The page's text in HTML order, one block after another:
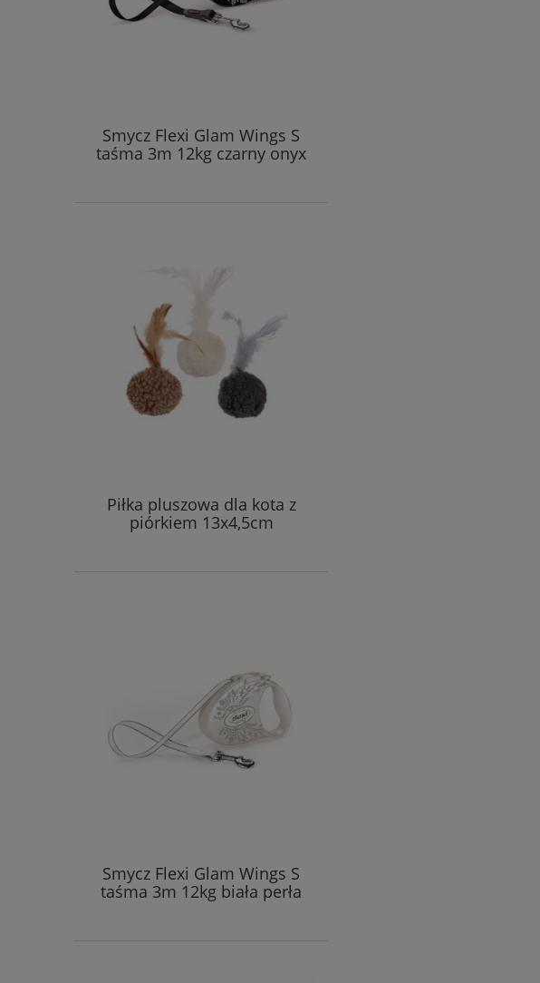
Smycz Flexi Glam Wings S
taśma 3m 12kg czarny onyx
Piłka pluszowa dla kota z
piórkiem 13x4,5cm
Smycz Flexi Glam Wings S
taśma 3m 12kg biała perła